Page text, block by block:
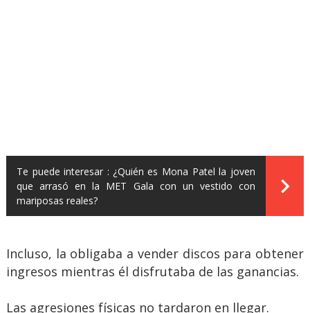
Te puede interesar : ¿Quién es Mona Patel la joven
que arrasó en la MET Gala con un vestido con
mariposas reales?
Incluso, la obligaba a vender discos para obtener
ingresos mientras él disfrutaba de las ganancias.
Las agresiones físicas no tardaron en llegar.